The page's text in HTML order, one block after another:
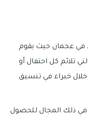
في عجمان حيث يقوم
تلائم كل احتفال أو
خبراء في تنسيق
ذلك المجال للحصول